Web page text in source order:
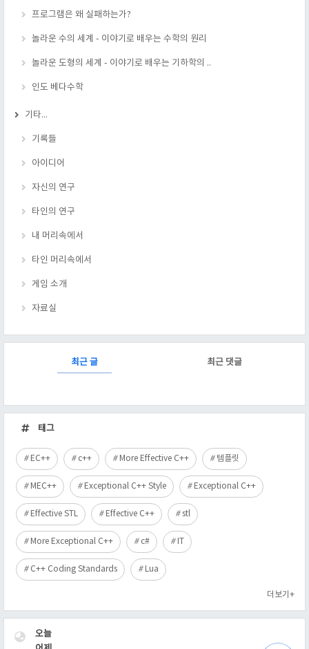
프로그램은 왜 실패하는가?
놀라운 수의 세계 - 이야기로 배우는 수학의 원리
놀라운 도형의 세계 - 이야기로 배우는 기하학의 ..
인도 베다수학
기타...
기록들
아이디어
자신의 연구
타인의 연구
내 머리속에서
타인 머리속에서
게임 소개
자료실
최근 글 최근 댓글
근
글
태그
EC++ c++ More Effective C++ 템플릿
MEC++ Exceptional C++ Style Exceptional C++
Effective STL Effective C++ stl
More Exceptional C++ c# IT
C++ Coding Standards Lua
더보기+
VISITOR
오늘